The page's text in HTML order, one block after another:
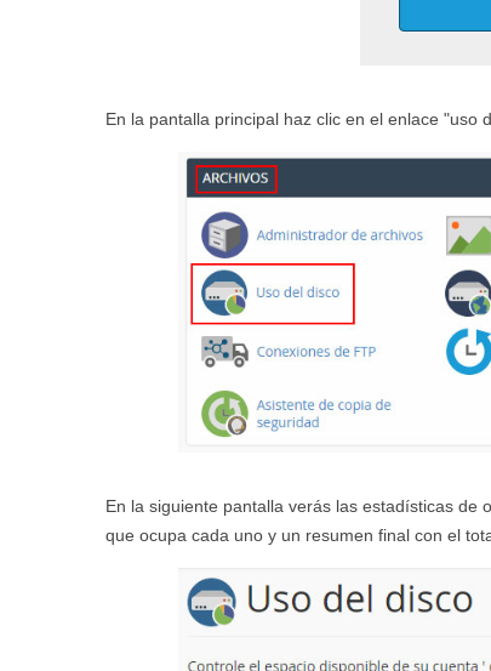
En la pantalla principal haz clic en el enlace "uso
En la siguiente pantalla verás las estadísticas de
que ocupa cada uno y un resumen final con el